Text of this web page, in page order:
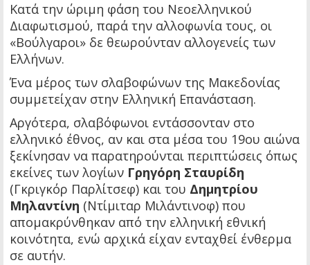
Κατά την ώριμη φάση του Νεοελληνικού
Διαφωτισμού, παρά την αλλοφωνία τους, οι
«Βούλγαροι» δε θεωρούνταν αλλογενείς των
Ελλήνων.
Ένα μέρος των σλαβοφώνων της Μακεδονίας
συμμετείχαν στην Ελληνική Επανάσταση.
Αργότερα, σλαβόφωνοι εντάσσονταν στο
ελληνικό έθνος, αν και στα μέσα του 19ου αιώνα
ξεκίνησαν να παρατηρούνται περιπτώσεις όπως
εκείνες των λογίων Γρηγόρη Σταυρίδη
(Γκριγκόρ Παρλίτσεφ) και του Δημητρίου
Μηλαντίνη (Ντίμιταρ Μιλάντινοφ) που
απομακρύνθηκαν από την ελληνική εθνική
κοινότητα, ενώ αρχικά είχαν ενταχθεί ένθερμα
σε αυτήν.